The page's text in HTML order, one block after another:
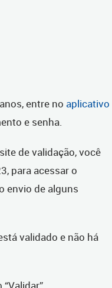
entre no aplicativo
e senha.
de validação, você
para acessar o
envio de alguns
validado e não há